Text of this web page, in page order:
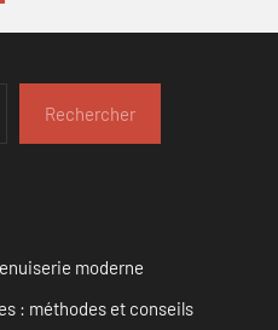
Rechercher
moderne
: méthodes et conseils